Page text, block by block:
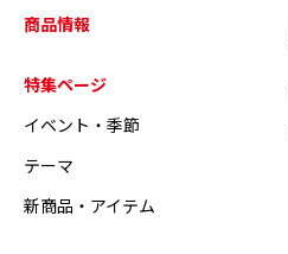
商品情報
特集ページ
イベント・季節
テーマ
新商品・アイテム